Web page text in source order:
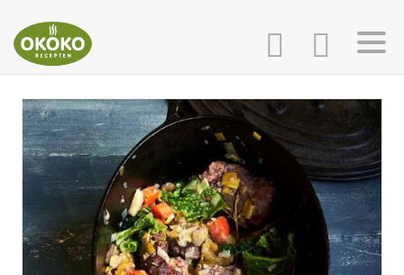
INLOGGEN
AANMELDEN
HOME
RECEPTEN
WEEKMENU'S